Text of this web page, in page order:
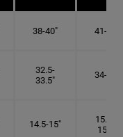
38-40" 41-43"
32.5-
33.5"
34-35"
14.5-15"
15.25-
15.5"